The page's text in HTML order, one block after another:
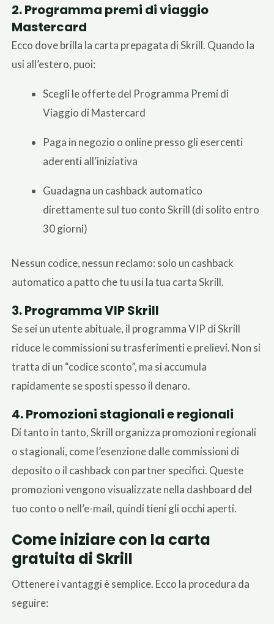
2. Programma premi di viaggio
Mastercard
Ecco dove brilla la carta prepagata di Skrill. Quando la
usi all’estero, puoi:
Scegli le offerte del Programma Premi di
Viaggio di Mastercard
Paga in negozio o online presso gli esercenti
aderenti all’iniziativa
Guadagna un cashback automatico
direttamente sul tuo conto Skrill (di solito entro
30 giorni)
Nessun codice, nessun reclamo: solo un cashback
automatico a patto che tu usi la tua carta Skrill.
3. Programma VIP Skrill
Se sei un utente abituale, il programma VIP di Skrill
riduce le commissioni su trasferimenti e prelievi. Non si
tratta di un “codice sconto”, ma si accumula
rapidamente se sposti spesso il denaro.
4. Promozioni stagionali e regionali
Di tanto in tanto, Skrill organizza promozioni regionali
o stagionali, come l’esenzione dalle commissioni di
deposito o il cashback con partner specifici. Queste
promozioni vengono visualizzate nella dashboard del
tuo conto o nell’e-mail, quindi tieni gli occhi aperti.
Come iniziare con la carta
gratuita di Skrill
Ottenere i vantaggi è semplice. Ecco la procedura da
seguire: